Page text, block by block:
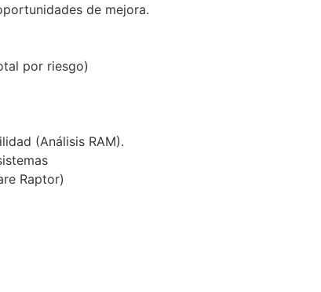
de mejora.
por riesgo)
(Análisis RAM).
Raptor)